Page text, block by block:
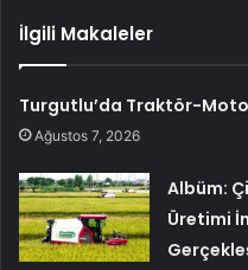
İlgili Makaleler
Turgutlu’da Traktör-
Ağustos 7, 2026
Albüm:
Üretimi